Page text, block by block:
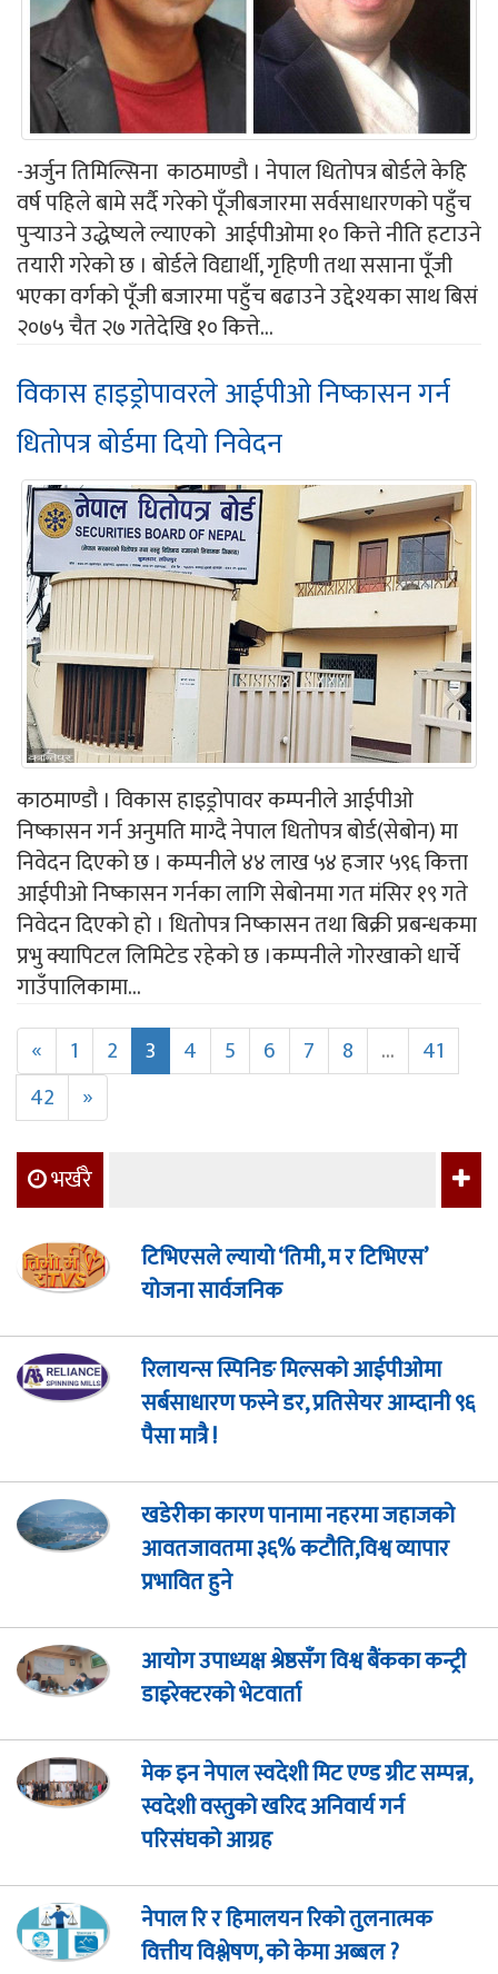
-अर्जुन तिमिल्सिना काठमाण्डौ । नेपाल धितोपत्र बोर्डले केहि
वर्ष पहिले बामे सर्दै गरेको पूँजीबजारमा सर्वसाधारणको पहुँच
पुर्‍याउने उद्धेष्यले ल्याएको आईपीओमा १० कित्ते नीति हटाउने
तयारी गरेको छ । बोर्डले विद्यार्थी, गृहिणी तथा ससाना पूँजी
भएका वर्गको पूँजी बजारमा पहुँच बढाउने उद्देश्यका साथ बिसं
२०७५ चैत २७ गतेदेखि १० कित्ते...
विकास हाइड्रोपावरले आईपीओ निष्कासन गर्न
धितोपत्र बोर्डमा दियो निवेदन
काठमाण्डौ । विकास हाइड्रोपावर कम्पनीले आईपीओ
निष्कासन गर्न अनुमति माग्दै नेपाल धितोपत्र बोर्ड(सेबोन) मा
निवेदन दिएको छ । कम्पनीले ४४ लाख ५४ हजार ५९६ कित्ता
आईपीओ निष्कासन गर्नका लागि सेबोनमा गत मंसिर १९ गते
निवेदन दिएको हो । धितोपत्र निष्कासन तथा बिक्री प्रबन्धकमा
प्रभु क्यापिटल लिमिटेड रहेको छ ।कम्पनीले गोरखाको धार्चे
गाउँपालिकामा...
«
1 2 3 4 5 6 7 8 ...
41
42
»
भर्खरै
टिभिएसले ल्यायो ‘तिमी, म र टिभिएस’
योजना सार्वजनिक
रिलायन्स स्पिनिङ मिल्सको आईपीओमा
सर्बसाधारण फस्ने डर, प्रतिसेयर आम्दानी ९६
पैसा मात्रै !
खडेरीका कारण पानामा नहरमा जहाजको
आवतजावतमा ३६% कटौति,विश्व व्यापार
प्रभावित हुने
आयोग उपाध्यक्ष श्रेष्ठसँग विश्व बैंकका कन्ट्री
डाइरेक्टरको भेटवार्ता
मेक इन नेपाल स्वदेशी मिट एण्ड ग्रीट सम्पन्न,
स्वदेशी वस्तुको खरिद अनिवार्य गर्न
परिसंघको आग्रह
नेपाल रि र हिमालयन रिको तुलनात्मक
वित्तीय विश्लेषण, को केमा अब्बल ?